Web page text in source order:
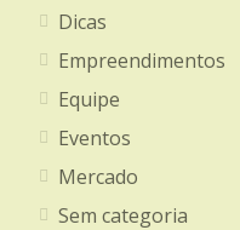
Dicas
Empreendimentos
Equipe
Eventos
Mercado
Sem categoria